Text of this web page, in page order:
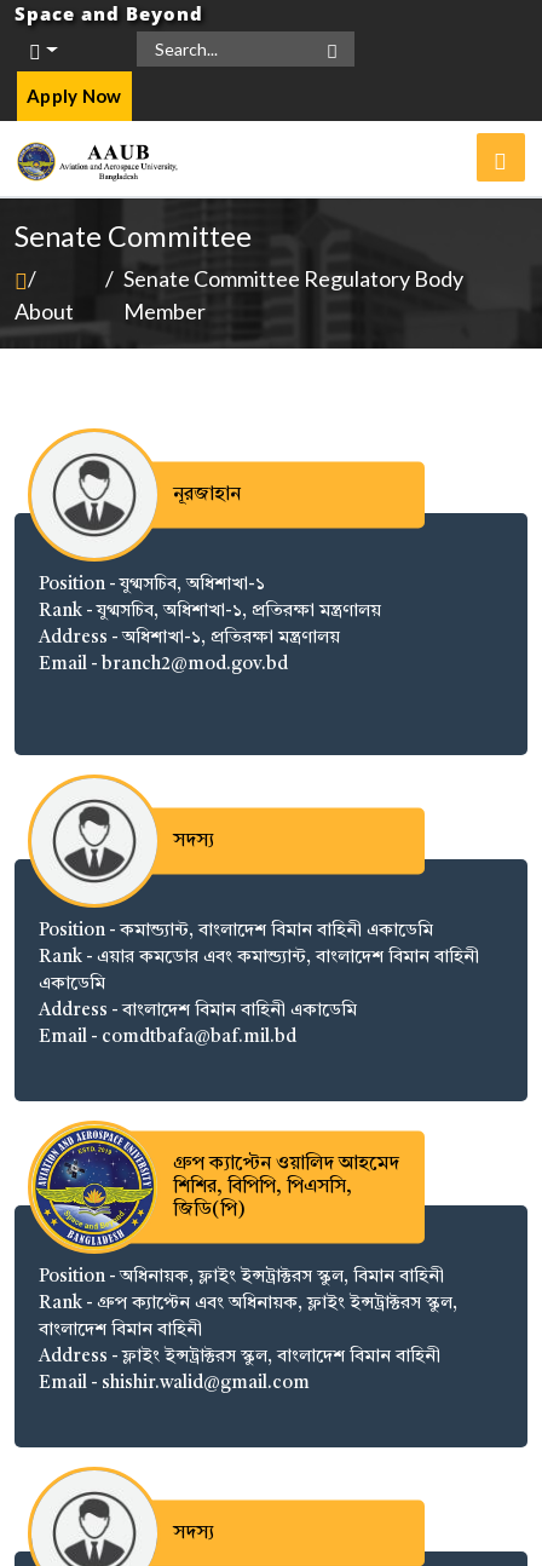
Space and Beyond
Apply Now
Senate Committee
/
About
/ Senate Committee Regulatory Body
Member
নূরজাহান
Position - যুগ্মসচিব, অধিশাখা-১
Rank - যুগ্মসচিব, অধিশাখা-১, প্রতিরক্ষা মন্ত্রণালয়
Address - অধিশাখা-১, প্রতিরক্ষা মন্ত্রণালয়
Email - branch2@mod.gov.bd
সদস্য
Position - কমান্ড্যান্ট, বাংলাদেশ বিমান বাহিনী একাডেমি
Rank - এয়ার কমডোর এবং কমান্ড্যান্ট, বাংলাদেশ বিমান বাহিনী
একাডেমি
Address - বাংলাদেশ বিমান বাহিনী একাডেমি
Email - comdtbafa@baf.mil.bd
গ্রুপ ক্যাপ্টেন ওয়ালিদ আহমেদ
শিশির, বিপিপি, পিএসসি,
জিডি(পি)
Position - অধিনায়ক, ফ্লাইং ইন্সট্রাক্টরস স্কুল, বিমান বাহিনী
Rank - গ্রুপ ক্যাপ্টেন এবং অধিনায়ক, ফ্লাইং ইন্সট্রাক্টরস স্কুল,
বাংলাদেশ বিমান বাহিনী
Address - ফ্লাইং ইন্সট্রাক্টরস স্কুল, বাংলাদেশ বিমান বাহিনী
Email - shishir.walid@gmail.com
সদস্য